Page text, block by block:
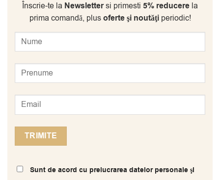
Înscrie-te la Newslettersi primesti 5% reducere la
prima comandă, plusoferte şi noutăţiperiodic!
Sunt de acord cu prelucrarea datelor personale şi